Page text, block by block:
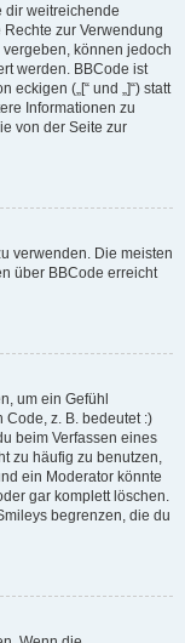
dir weitreichende
zur Verwendung
können jedoch
werden. BBCode ist
(„[“ und „]“) statt
Informationen zu
von der Seite zur
verwenden. Die meisten
über BBCode erreicht
um ein Gefühl
z. B. bedeutet :)
beim Verfassen eines
zu häufig zu benutzen,
ein Moderator könnte
gar komplett löschen.
begrenzen, die du